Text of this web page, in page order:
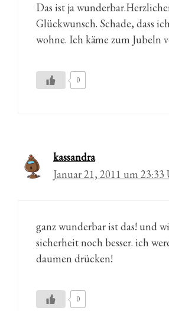
Das ist ja
Glückwunsch. Schade, dass
wohne. Ich käme zum Jubeln
0
kassandra
Januar 21, 2011 um 23:33
ganz wunderbar ist das! und
sicherheit noch besser. ich
daumen drücken!
0